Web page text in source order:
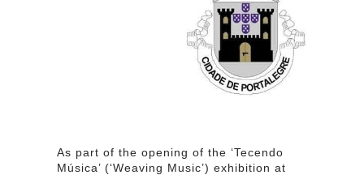
As part of the opening of the ‘Tecendo
Música’ (‘Weaving Music’) exhibition at